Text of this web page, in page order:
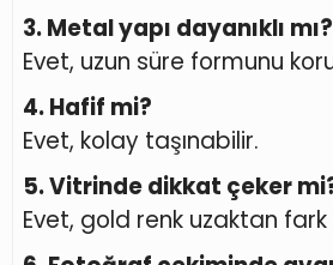
3. Metal yapı dayanıklı mı?
Evet, uzun süre formunu
4. Hafif mi?
Evet, kolay taşınabilir.
5. Vitrinde dikkat çeker
Evet, gold renk uzaktan fark